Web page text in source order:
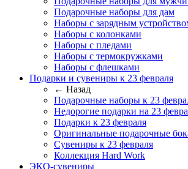
Подарочные наборы для дам
Наборы с зарядным
Наборы с колонками
Наборы с пледами
Наборы с термокружками
Наборы с флешками
Подарки и сувениры к 23 февраля
← Назад
Подарочные наборы к 23
Недорогие подарки на 23
Подарки к 23 февраля
Оригинальные подарочные
Сувениры к 23 февраля
Коллекция Hard Work
ЭКО-сувениры